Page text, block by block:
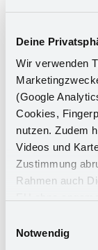
Deine
Wir verwenden
(Google
Cookies,
nutzen. Zudem
Videos und
Zustimmung
Rahmen auch
zu Sicherheits-
Notwendig
una excelente